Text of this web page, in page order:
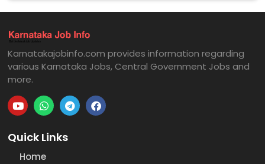
Karnatakajobinfo.com provides information regarding
various Karnataka Jobs, Central Government Jobs and
more.
Quick Links
Home